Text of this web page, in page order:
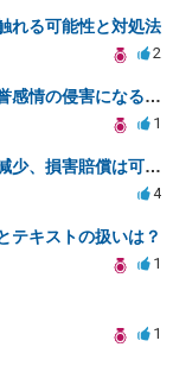
れる可能性と対処法
2
知的障害者と言う文言が名誉毀損か名誉感情の侵害になるか教えてほしい。
1
ネットでの誹謗中傷によるコミケ売上減少、損害賠償は可能か？
4
テキストの扱いは？
1
1